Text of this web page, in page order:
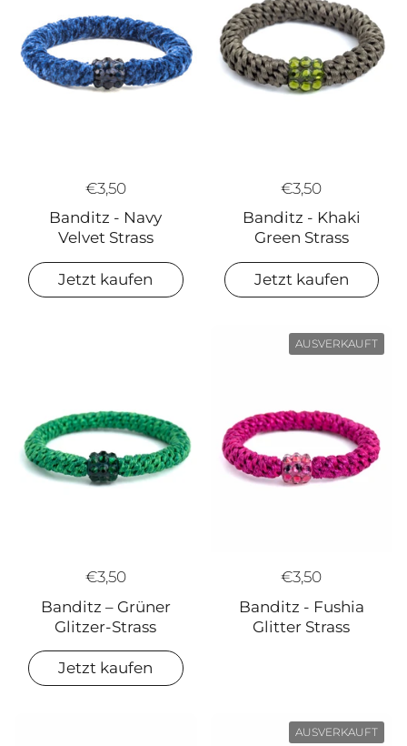
€3,50
Banditz - Navy
Velvet Strass
Jetzt kaufen
€3,50
Banditz - Khaki
Green Strass
Jetzt kaufen
€3,50
Banditz – Grüner
Glitzer-Strass
Jetzt kaufen
€3,50
Banditz - Fushia
Glitter Strass
AUSVERKAUFT
AUSVERKAUFT